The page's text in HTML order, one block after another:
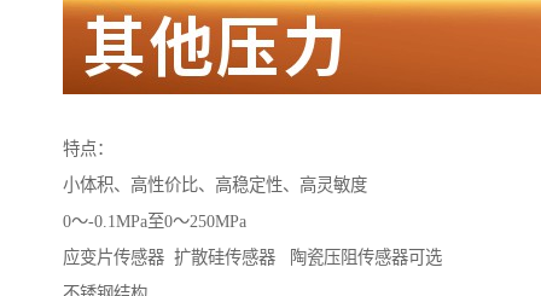
特点：
小体积、高性价比、高稳定性、高灵敏度
0～-0.1MPa至0～250MPa
应变片传感器 扩散硅传感器 陶瓷压阻传感器可选